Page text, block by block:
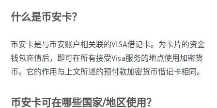
什么是币安卡？
币安卡是与币安账户相关联的VISA借记卡。为卡片的资金
钱包充值后，即可在所有接受Visa服务的地点使用加密货
币。它的作用与上文所述的预付款加密货币借记卡相同。
币安卡可在哪些国家/地区使用？